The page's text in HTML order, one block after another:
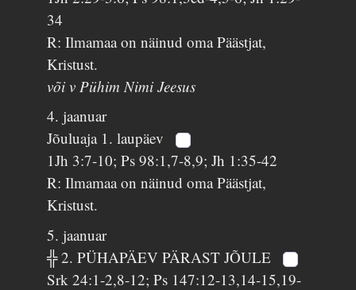
34
R: Ilmamaa on näinud oma Päästjat,
Kristust.
või v Pühim Nimi Jeesus
4. jaanuar
Jõuluaja 1. laupäev
1Jh 3:7-10; Ps 98:1,7-8,9; Jh 1:35-42
R: Ilmamaa on näinud oma Päästjat,
Kristust.
5. jaanuar
╬ 2. PÜHAPÄEV PÄRAST JÕULE
Srk 24:1-2,8-12; Ps 147:12-13,14-15,19-